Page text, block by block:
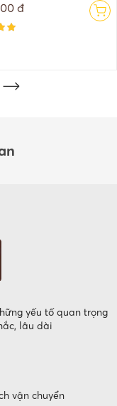
đ
yếu tố quan trọng
lâu dài
vận chuyển